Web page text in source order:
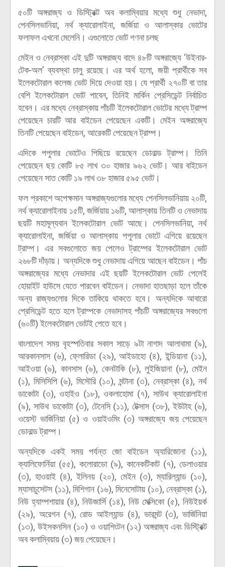
৫০টি অঙ্গরাজ্য ও ডিস্ট্রিক্ট অব কলাম্বিয়ার মধ্যে শুধু নেভাদা,
পেনসিলভানিয়া, নর্থ ক্যারোলাইনা, জর্জিয়া ও আলাস্কার ভোটের
ফলাফল এখনো মেলেনি। এগুলোতে ভোট গণনা চলছ
মেইন ও নেব্রাস্কা এই দুটি অঙ্গরাজ্য বাদে ৪৮টি অঙ্গরাজ্যে ‘উইনার-
টেক-অল’ ব্যবস্থা চালু রয়েছে। এর অর্থ হলো, জয়ী প্রার্থীকে সব
ইলেকটোরাল কলেজ ভোট দিয়ে দেওয়া হয়। যে প্রার্থী ২৭০টি বা তার
বেশি ইলেকটোরাল ভোট পাবেন, তিনিই মার্কিন প্রেসিডেন্ট নির্বাচিত
হবেন। এর মধ্যে নেব্রাস্কায় পাঁচটি ইলেকটোরাল ভোটের মধ্যে ট্রাম্প
পেয়েছেন চারটি আর বাইডেন পেয়েছেন একটি। মেইন অঙ্গরাজ্যে
তিনটি পেয়েছেন বাইডেন, আরেকটি পেয়েছেন ট্রাম্প।
এদিকে পপুলার ভোটেও পিছিয়ে রয়েছেন ডোনাল্ড ট্রাম্প। তিনি
পেয়েছেন ছয় কোটি ৮৫ লাখ ৩০ হাজার ৯৬২ ভোট। আর বাইডেন
পেয়েছেন সাত কোটি ১৯ লাখ ৩৮ হাজার ৫৯৫ ভোট।
ফল প্রকাশে অপেক্ষমান অঙ্গরাজ্যগুলোর মধ্যে পেনসিলভানিয়ায় ২০টি,
নর্থ ক্যারোলাইনায় ১৫টি, জর্জিয়ায় ১৬টি, আলাস্কায় তিনটি ও নেভাদায়
ছয়টি মহামূল্যবান ইলেকটোরাল ভোট আছে। পেনসিলভানিয়া, নর্থ
ক্যারোলাইনা, জর্জিয়া ও আলাস্কায় পপুলার ভোটে এগিয়ে রয়েছেন
ট্রাম্প। এর সবগুলোতে জয় পেলেও ট্রাম্পের ইলেকটোরাল ভোট
২৬৮টি দাঁড়ায়। অন্যদিকে শুধু নেভাদায় এগিয়ে আছেন বাইডেন। পাঁচ
অঙ্গরাজ্যের মধ্যে নেভাদার এই ছয়টি ইলেকটোরাল ভোট পেলেই
হোয়াইট হাউসে যেতে পারবেন বাইডেন। নেভাদা হাতছাড়া হলে তাঁকে
অন্য রাজ্যগুলোর দিকে তাকিয়ে থাকতে হবে। অন্যদিকে আবারো
প্রেসিডেন্ট হতে হলে ট্রাম্পকে নেভাদাসহ পাঁচটি অঙ্গরাজ্যের সবগুলো
(৬০টি) ইলেকটোরাল ভোটই পেতে হবে।
বাংলাদেশ সময় বৃহস্পতিবার সকাল সাড়ে ৯টা নাগাদ আলাবামা (৯),
আরকানসাস (৬), ফ্লোরিডা (২৯), আইডাহো (৪), ইন্ডিয়ানা (১১),
আইওয়া (৬), কানসাস (৬), কেনটাকি (৮), লুইজিয়ানা (৮), মেইন
(১), মিসিসিপি (৬), মিসৌরি (১০), মন্টানা (৩), নেব্রাস্কা (৪), নর্থ
ডাকোটা (৩), ওহাইও (১৮), ওকলাহোমা (৭), সাউথ ক্যারোলাইনা
(৯), সাউথ ডাকোটা (৩), টেনেসি (১১), টেক্সাস (৩৮), ইউটাহ (৬),
ওয়েস্ট ভার্জিনিয়া (৫) ও ওয়াইওমিং (৩) অঙ্গরাজ্যে জয় পেয়েছেন
ডোনাল্ড ট্রাম্প।
অন্যদিকে একই সময় পর্যন্ত জো বাইডেন অ্যারিজোনা (১১),
ক্যালিফোর্নিয়া (৫৫), কলোরাডো (৯), কানেকটিকাট (৭), ডেলাওয়ার
(৩), হাওয়াই (৪), ইলিনয় (২০), মেইন (৩), ম্যারিল্যান্ড (১০),
ম্যাসাচুসেটস (১১), মিশিগান (১৬), মিনেসোটায় (১০), নেব্রাস্কা (১),
নিউ হ্যাম্পশায়ার (৪), নিউজার্সি (১৪), নিউ মেক্সিকো (৫), নিউইয়র্ক
(২৯), অরেগন (৭), রোড আইল্যান্ড (৪), ভারমন্ট (৩), ভার্জিনিয়া
(১৩), উইসকনসিন (১০) ও ওয়াশিংটন (১২) অঙ্গরাজ্য এবং ডিস্ট্রিক্ট
অব কলাম্বিয়ায় (৩) জয় পেয়েছেন।